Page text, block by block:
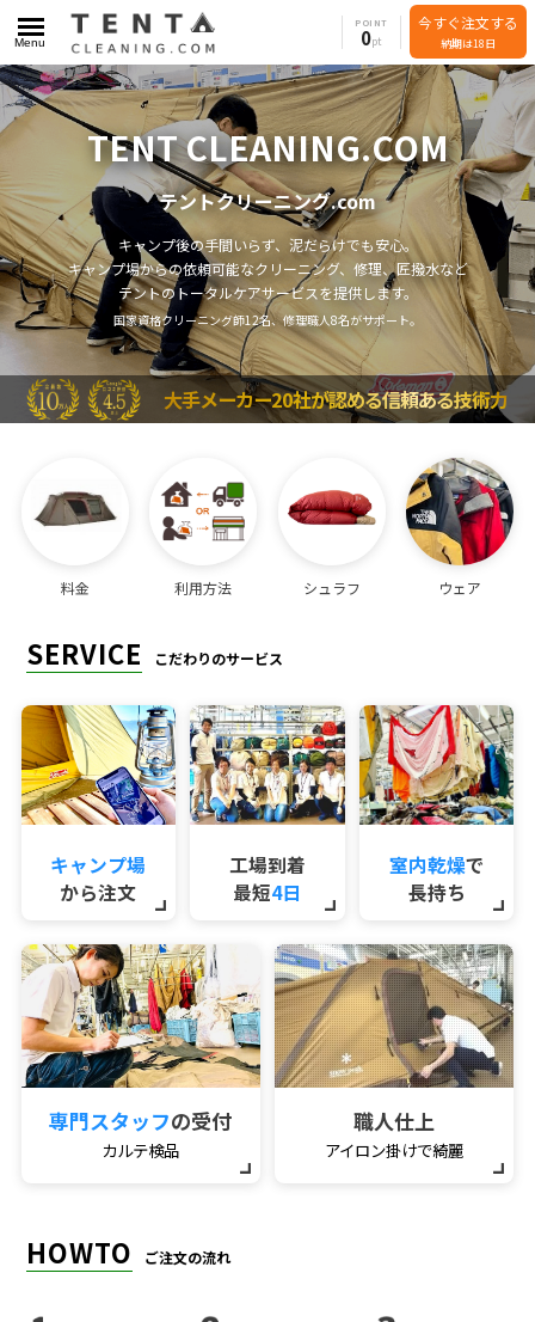
POINT
0
今すぐ注文する
納期は18日
Menu
TENT CLEANING.COM
テントクリーニング.com
キャンプ後の手間いらず、泥だらけでも安心。
キャンプ場からの依頼可能なクリーニング、修理、匠撥水など
テントのトータルケアサービスを提供します。
国家資格クリーニング師12名、修理職人8名がサポート。
大手メーカー20社が認める信頼ある技術力
料金 利用方法 シュラフ ウェア
SERVICE こだわりのサービス
キャンプ場
から注文
工場到着
最短4日
室内乾燥で
長持ち
専門スタッフの受付
カルテ検品
職人仕上
アイロン掛けで綺麗
HOWTO ご注文の流れ